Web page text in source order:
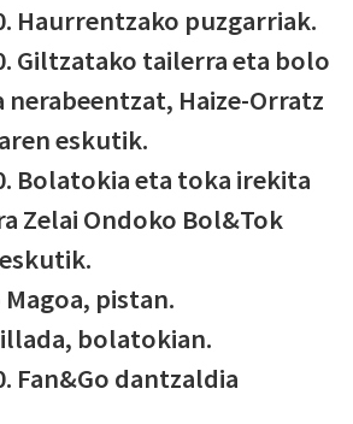
Haurrentzako puzgarriak.
Giltzatako tailerra eta bolo
Haize-Orratz
eskutik.
Bolatokia eta toka irekita
Zelai Ondoko Bol&Tok
Magoa, pistan.
bolatokian.
Fan&Go dantzaldia